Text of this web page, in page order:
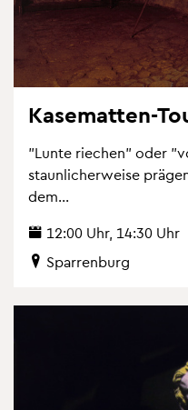
Ka­se­mat­ten-
"Lunte rie­chen" oder
staun­li­cher­wei­se
dem...
12:00 Uhr, 14:30 Uhr
Spar­ren­burg